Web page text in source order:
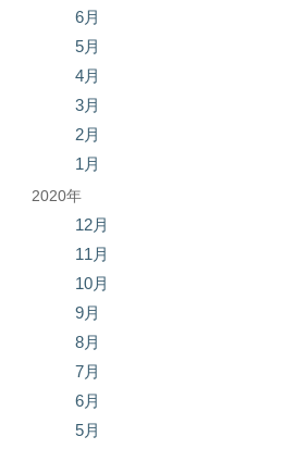
6月
5月
4月
3月
2月
1月
2020年
12月
11月
10月
9月
8月
7月
6月
5月